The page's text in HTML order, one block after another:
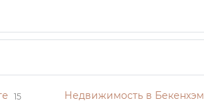
15 Недвижимость в Бекенхэм